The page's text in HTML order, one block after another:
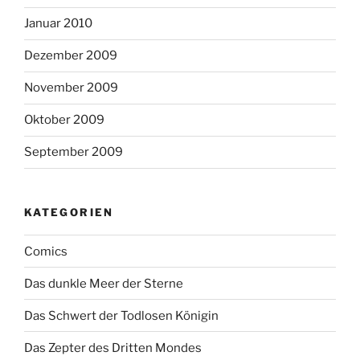
Januar 2010
Dezember 2009
November 2009
Oktober 2009
September 2009
KATEGORIEN
Comics
Das dunkle Meer der Sterne
Das Schwert der Todlosen Königin
Das Zepter des Dritten Mondes